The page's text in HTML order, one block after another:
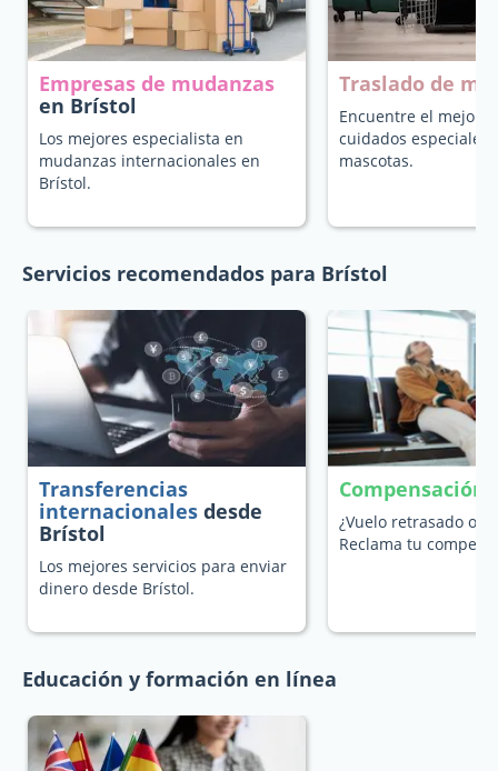
Empresas de mudanzas
en Brístol
Los mejores especialista en
mudanzas internacionales en
Brístol.
Traslado de
Encuentre el mejor
cuidados especiales
mascotas.
Servicios recomendados para Brístol
Transferencias
internacionales desde
Brístol
Los mejores servicios para enviar
dinero desde Brístol.
Compensación
¿Vuelo retrasado o
Reclama tu
Educación y formación en línea